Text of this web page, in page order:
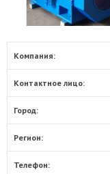
Компания:
Контактное лицо:
Город:
Регион:
Телефон: